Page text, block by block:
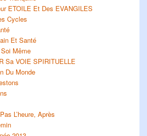
ETOILE Et Des EVANGILES
Cycles
Et Santé
Même
Sa VOIE SPIRITUELLE
Du Monde
L’heure, Après